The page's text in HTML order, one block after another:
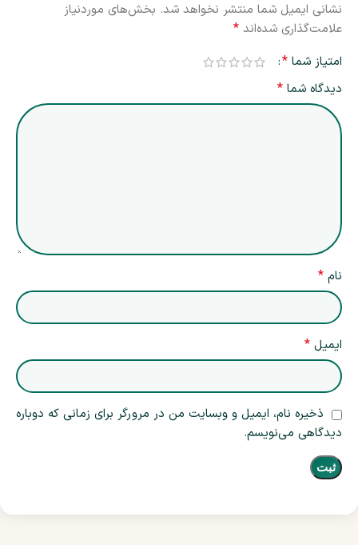
نشانی ایمیل شما منتشر نخواهد شد. بخش‌های موردنیاز
علامت‌گذاری شده‌اند *
امتیاز شما *
دیدگاه شما *
نام *
ایمیل *
ذخیره نام، ایمیل و وبسایت من در مرورگر برای زمانی که دوباره
دیدگاهی می‌نویسم.